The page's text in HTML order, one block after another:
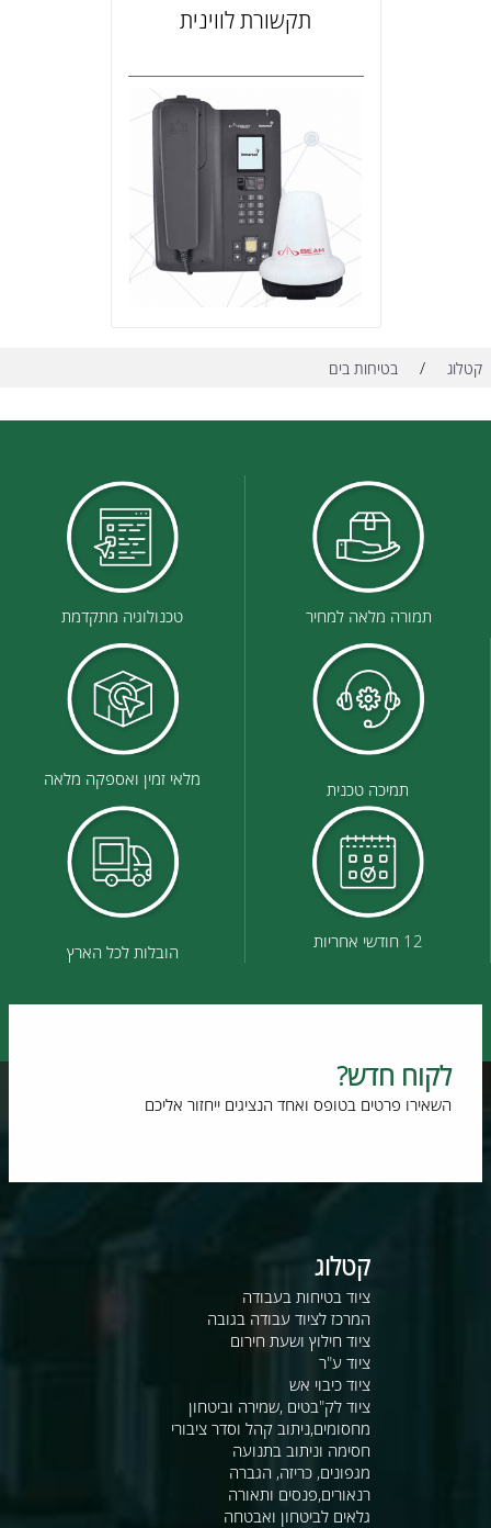
תקשורת לווינית
קטלוג / בטיחות בים
תמורה מלאה למחיר טכנולוגיה מתקדמת
תמיכה טכנית מלאי זמין ואספקה מלאה
12 חודשי אחריות הובלות לכל הארץ
לקוח חדש?
השאירו פרטים בטופס ואחד הנציגים ייחזור אליכם
קטלוג
ציוד בטיחות בעבודה
המרכז לציוד עבודה בגובה
ציוד חילוץ ושעת חירום
ציוד ע"ר
ציוד כיבוי אש
ציוד לק"בטים ,שמירה וביטחון
מחסומים,ניתוב קהל וסדר ציבורי
חסימה וניתוב בתנועה
מגפונים, כריזה, הגברה
רנאורים,פנסים ותאורה
גלאים לביטחון ואבטחה